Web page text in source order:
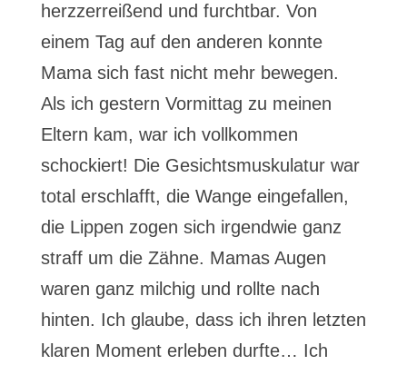
herzzerreißend und furchtbar. Von
einem Tag auf den anderen konnte
Mama sich fast nicht mehr bewegen.
Als ich gestern Vormittag zu meinen
Eltern kam, war ich vollkommen
schockiert! Die Gesichtsmuskulatur war
total erschlafft, die Wange eingefallen,
die Lippen zogen sich irgendwie ganz
straff um die Zähne. Mamas Augen
waren ganz milchig und rollte nach
hinten. Ich glaube, dass ich ihren letzten
klaren Moment erleben durfte… Ich